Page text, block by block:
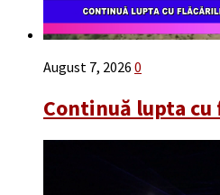
August 7, 2026 0
Continuă lupta